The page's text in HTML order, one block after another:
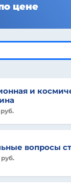
цене
и
руб.
вопросы
руб.